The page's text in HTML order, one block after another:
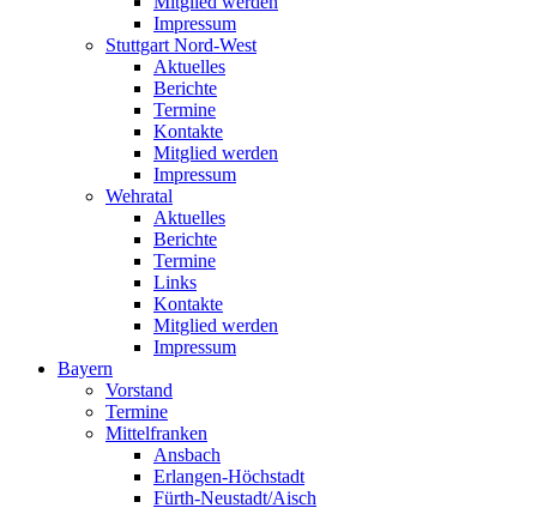
Impressum
Stuttgart Nord-West
Aktuelles
Berichte
Termine
Kontakte
Mitglied werden
Impressum
Wehratal
Aktuelles
Berichte
Termine
Links
Kontakte
Mitglied werden
Impressum
Bayern
Vorstand
Termine
Mittelfranken
Ansbach
Erlangen-Höchstadt
Fürth-Neustadt/Aisch